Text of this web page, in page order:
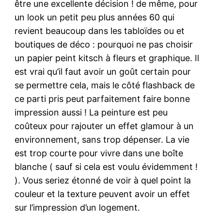
être une excellente décision ! de même, pour
un look un petit peu plus années 60 qui
revient beaucoup dans les tabloïdes ou et
boutiques de déco : pourquoi ne pas choisir
un papier peint kitsch à fleurs et graphique. Il
est vrai qu’il faut avoir un goût certain pour
se permettre cela, mais le côté flashback de
ce parti pris peut parfaitement faire bonne
impression aussi ! La peinture est peu
coûteux pour rajouter un effet glamour à un
environnement, sans trop dépenser. La vie
est trop courte pour vivre dans une boîte
blanche ( sauf si cela est voulu évidemment !
). Vous seriez étonné de voir à quel point la
couleur et la texture peuvent avoir un effet
sur l’impression d’un logement.